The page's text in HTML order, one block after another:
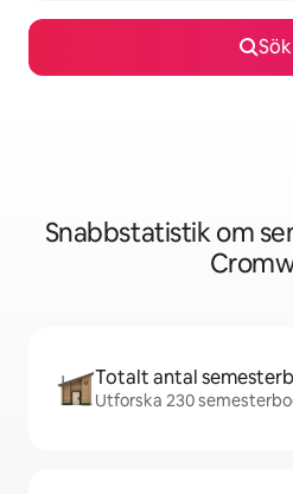
Sök
Snabbstatistik om
Totalt antal
Utforska 230